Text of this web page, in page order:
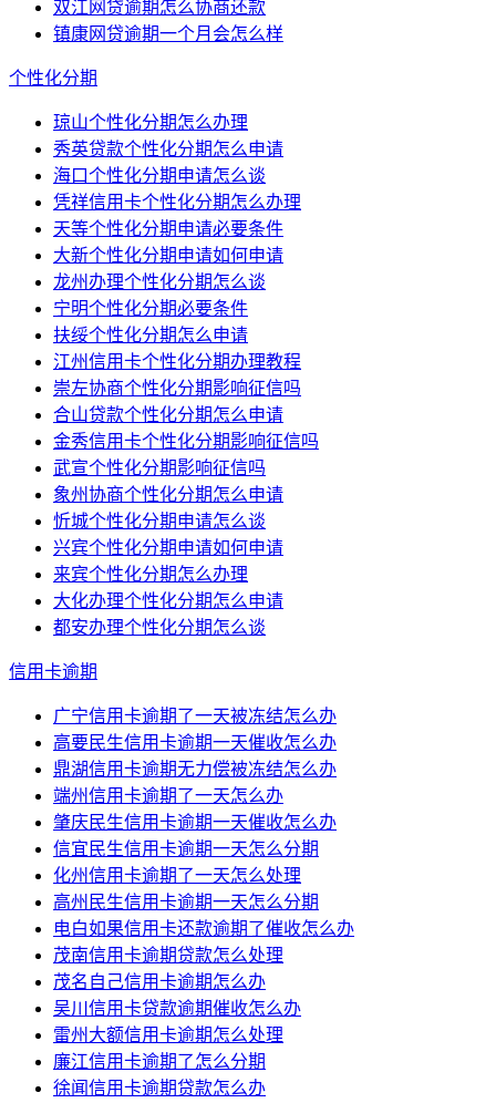
双江网贷逾期怎么协商还款
镇康网贷逾期一个月会怎么样
个性化分期
琼山个性化分期怎么办理
秀英贷款个性化分期怎么申请
海口个性化分期申请怎么谈
凭祥信用卡个性化分期怎么办理
天等个性化分期申请必要条件
大新个性化分期申请如何申请
龙州办理个性化分期怎么谈
宁明个性化分期必要条件
扶绥个性化分期怎么申请
江州信用卡个性化分期办理教程
崇左协商个性化分期影响征信吗
合山贷款个性化分期怎么申请
金秀信用卡个性化分期影响征信吗
武宣个性化分期影响征信吗
象州协商个性化分期怎么申请
忻城个性化分期申请怎么谈
兴宾个性化分期申请如何申请
来宾个性化分期怎么办理
大化办理个性化分期怎么申请
都安办理个性化分期怎么谈
信用卡逾期
广宁信用卡逾期了一天被冻结怎么办
高要民生信用卡逾期一天催收怎么办
鼎湖信用卡逾期无力偿被冻结怎么办
端州信用卡逾期了一天怎么办
肇庆民生信用卡逾期一天催收怎么办
信宜民生信用卡逾期一天怎么分期
化州信用卡逾期了一天怎么处理
高州民生信用卡逾期一天怎么分期
电白如果信用卡还款逾期了催收怎么办
茂南信用卡逾期贷款怎么处理
茂名自己信用卡逾期怎么办
吴川信用卡贷款逾期催收怎么办
雷州大额信用卡逾期怎么处理
廉江信用卡逾期了怎么分期
徐闻信用卡逾期贷款怎么办